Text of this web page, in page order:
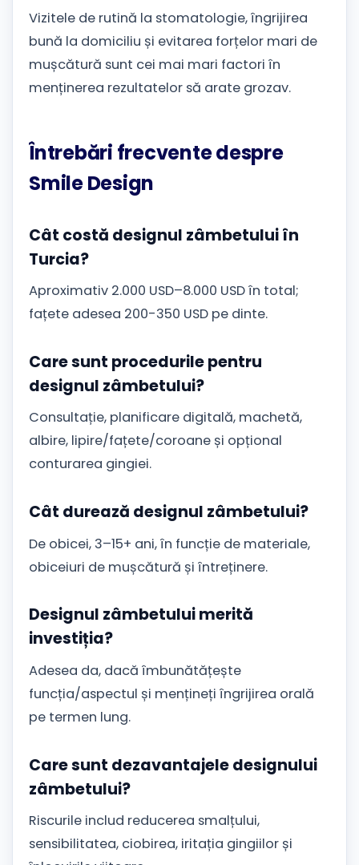
Vizitele de rutină la stomatologie, îngrijirea
bună la domiciliu și evitarea forțelor mari de
mușcătură sunt cei mai mari factori în
menținerea rezultatelor să arate grozav.
Întrebări frecvente despre
Smile Design
Cât costă designul zâmbetului în
Turcia?
Aproximativ 2.000 USD–8.000 USD în total;
fațete adesea 200-350 USD pe dinte.
Care sunt procedurile pentru
designul zâmbetului?
Consultație, planificare digitală, machetă,
albire, lipire/fațete/coroane și opțional
conturarea gingiei.
Cât durează designul zâmbetului?
De obicei, 3–15+ ani, în funcție de materiale,
obiceiuri de mușcătură și întreținere.
Designul zâmbetului merită
investiția?
Adesea da, dacă îmbunătățește
funcția/aspectul și mențineți îngrijirea orală
pe termen lung.
Care sunt dezavantajele designului
zâmbetului?
Riscurile includ reducerea smalțului,
sensibilitatea, ciobirea, iritația gingiilor și